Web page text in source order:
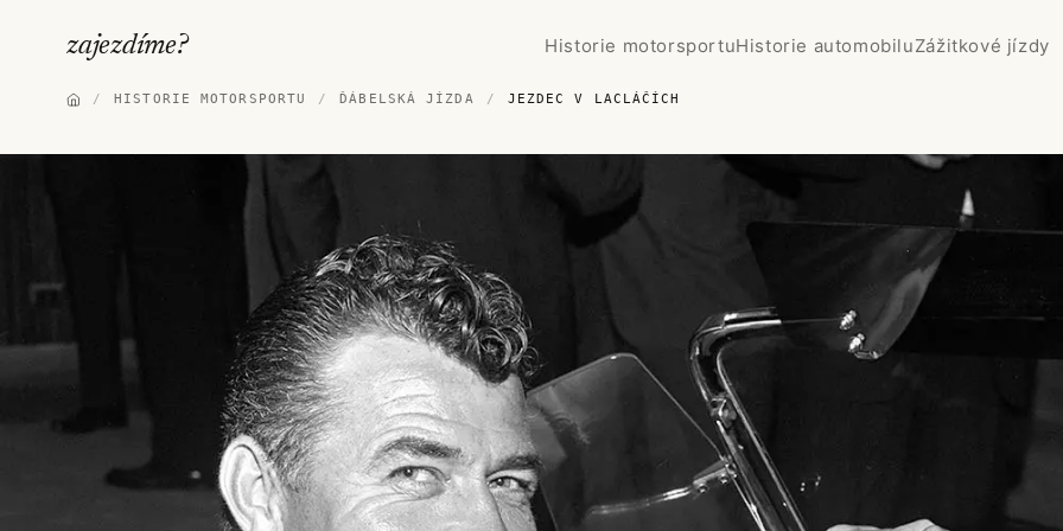
zajezdíme? Historie motorsportuHistorie automobiluZážitkové jízdy
/ HISTORIE MOTORSPORTU / ĎÁBELSKÁ JÍZDA / JEZDEC V LACLÁČÍCH